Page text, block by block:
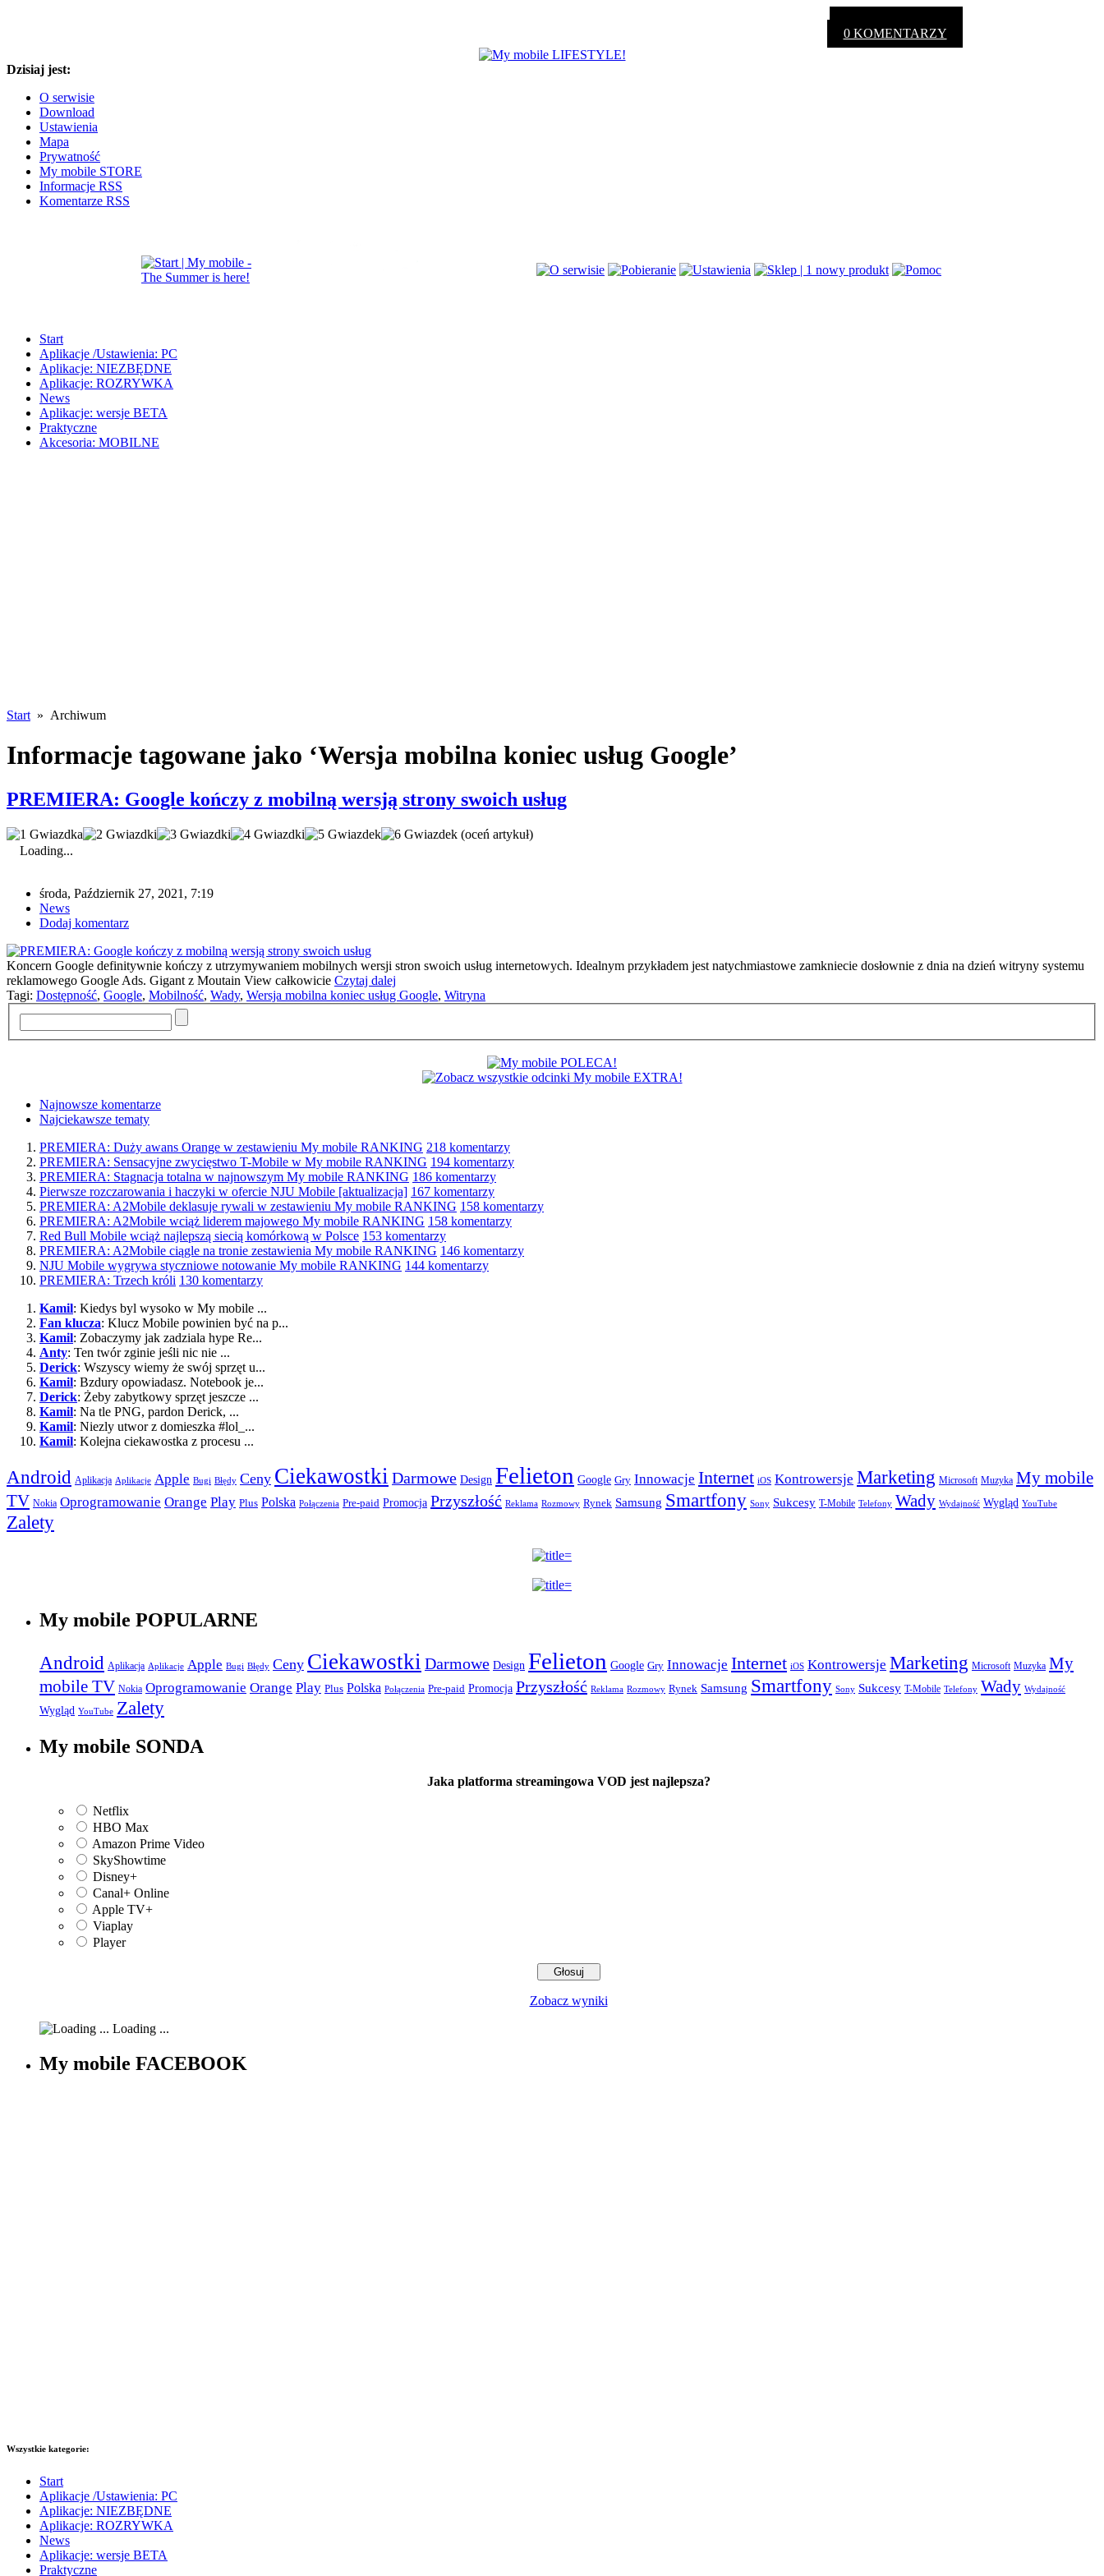
0 KOMENTARZY
Dzisiaj jest:
O serwisie
Download
Ustawienia
Mapa
Prywatność
My mobile STORE
Informacje RSS
Komentarze RSS
Start
Aplikacje /Ustawienia: PC
Aplikacje: NIEZBĘDNE
Aplikacje: ROZRYWKA
News
Aplikacje: wersje BETA
Praktyczne
Akcesoria: MOBILNE
Start » Archiwum
Informacje tagowane jako ‘Wersja mobilna koniec usług Google’
PREMIERA: Google kończy z mobilną wersją strony swoich usług
(oceń artykuł)
Loading...
środa, Październik 27, 2021, 7:19
News
Dodaj komentarz
Koncern Google definitywnie kończy z utrzymywaniem mobilnych wersji stron swoich usług internetowych. Idealnym przykładem jest natychmiastowe zamkniecie dosłownie z dnia na dzień witryny systemu
reklamowego Google Ads. Gigant z Moutain View całkowicie Czytaj dalej
Tagi: Dostępność, Google, Mobilność, Wady, Wersja mobilna koniec usług Google, Witryna
Najnowsze komentarze
Najciekawsze tematy
PREMIERA: Duży awans Orange w zestawieniu My mobile RANKING 218 komentarzy
PREMIERA: Sensacyjne zwycięstwo T-Mobile w My mobile RANKING 194 komentarzy
PREMIERA: Stagnacja totalna w najnowszym My mobile RANKING 186 komentarzy
Pierwsze rozczarowania i haczyki w ofercie NJU Mobile [aktualizacja] 167 komentarzy
PREMIERA: A2Mobile deklasuje rywali w zestawieniu My mobile RANKING 158 komentarzy
PREMIERA: A2Mobile wciąż liderem majowego My mobile RANKING 158 komentarzy
Red Bull Mobile wciąż najlepszą siecią komórkową w Polsce 153 komentarzy
PREMIERA: A2Mobile ciągle na tronie zestawienia My mobile RANKING 146 komentarzy
NJU Mobile wygrywa styczniowe notowanie My mobile RANKING 144 komentarzy
PREMIERA: Trzech króli 130 komentarzy
Kamil: Kiedys byl wysoko w My mobile ...
Fan klucza: Klucz Mobile powinien być na p...
Kamil: Zobaczymy jak zadziala hype Re...
Anty: Ten twór zginie jeśli nic nie ...
Derick: Wszyscy wiemy że swój sprzęt u...
Kamil: Bzdury opowiadasz. Notebook je...
Derick: Żeby zabytkowy sprzęt jeszcze ...
Kamil: Na tle PNG, pardon Derick, ...
Kamil: Niezly utwor z domieszka #lol_...
Kamil: Kolejna ciekawostka z procesu ...
Android Aplikacja Aplikacje Apple Bugi Błędy Ceny Ciekawostki Darmowe Design Felieton Google Gry Innowacje Internet iOS Kontrowersje Marketing Microsoft Muzyka My mobile
TV Nokia Oprogramowanie Orange Play Plus Polska Połączenia Pre-paid Promocja Przyszłość Reklama Rozmowy Rynek Samsung Smartfony Sony Sukcesy T-Mobile Telefony Wady Wydajność Wygląd YouTube
Zalety
My mobile POPULARNE
Android Aplikacja Aplikacje Apple Bugi Błędy Ceny Ciekawostki Darmowe Design Felieton Google Gry Innowacje Internet iOS Kontrowersje Marketing Microsoft Muzyka My
mobile TV Nokia Oprogramowanie Orange Play Plus Polska Połączenia Pre-paid Promocja Przyszłość Reklama Rozmowy Rynek Samsung Smartfony Sony Sukcesy T-Mobile Telefony Wady Wydajność
Wygląd YouTube Zalety
My mobile SONDA
Jaka platforma streamingowa VOD jest najlepsza?
Netflix
HBO Max
Amazon Prime Video
SkyShowtime
Disney+
Canal+ Online
Apple TV+
Viaplay
Player
Zobacz wyniki
Loading ...
My mobile FACEBOOK
Wszystkie kategorie:
Start
Aplikacje /Ustawienia: PC
Aplikacje: NIEZBĘDNE
Aplikacje: ROZRYWKA
News
Aplikacje: wersje BETA
Praktyczne